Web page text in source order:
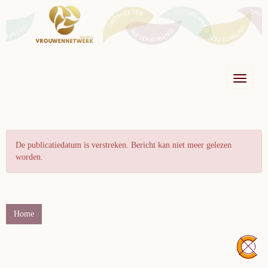
Toggle
De publicatiedatum is verstreken. Bericht kan niet meer gelezen
worden.
Home